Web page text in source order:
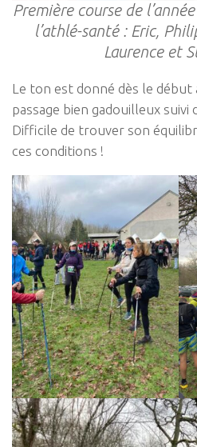
Première course de
l’athlé-santé : Eric,
Laurence et
Le ton est donné dès le début
passage bien gadouilleux suivi
Difficile de trouver son
ces conditions !